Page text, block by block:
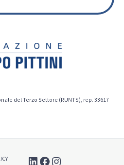
del Terzo Settore (RUNTS), rep. 33617
LinkedIn
Facebook
Instagram